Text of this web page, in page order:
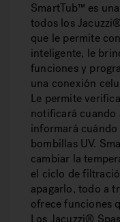
SmartTub™ es
todos los
que le permite
inteligente, le
funciones y
una conexión
Le permite
notificará cuando
informará
bombillas UV.
cambiar la
el ciclo de
apagarlo, todo a
ofrece funciones